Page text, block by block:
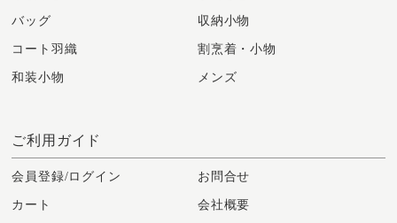
バッグ
コート羽織
和装小物
収納小物
割烹着・小物
メンズ
ご利用ガイド
会員登録/ログイン
カート
お問合せ
会社概要